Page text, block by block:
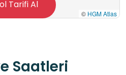
© HGM Atlas
Tarifi Al
Saatleri